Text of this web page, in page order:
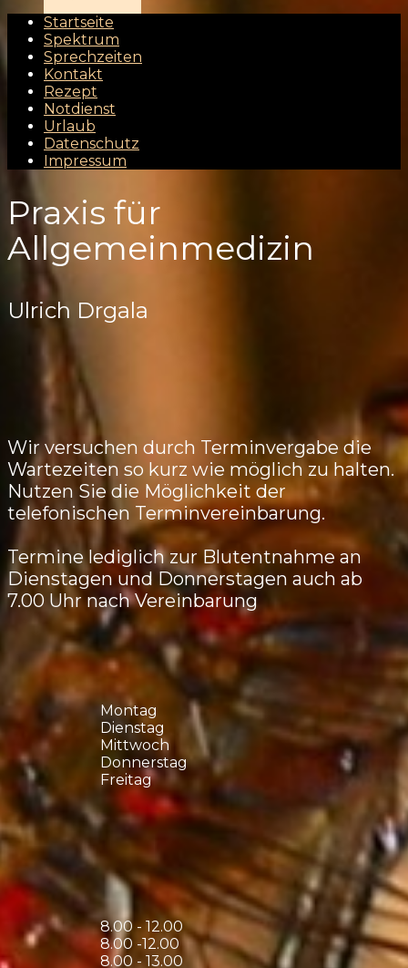
Startseite
Spektrum
Sprechzeiten
Kontakt
Rezept
Notdienst
Urlaub
Datenschutz
Impressum
Praxis für
Allgemeinmedizin
Ulrich Drgala
Wir versuchen durch Terminvergabe die
Wartezeiten so kurz wie möglich zu halten.
Nutzen Sie die Möglichkeit der
telefonischen Terminvereinbarung.
Termine lediglich zur Blutentnahme an
Dienstagen und Donnerstagen auch ab
7.00 Uhr nach Vereinbarung
Montag
Dienstag
Mittwoch
Donnerstag
Freitag
8.00 - 12.00
8.00 -12.00
8.00 - 13.00